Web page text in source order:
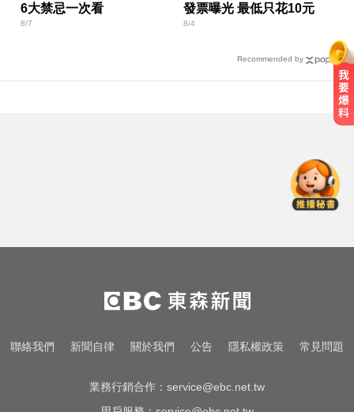
6大禁忌一次看
8/7
發票曝光 最低只花10元
8/4
Recommended by
回歸V8手排
緯創股利2度延發史上首例 金管會
說重話：考慮收回股務自辦
國中暑輔悲劇！小六升國一男學生
聯絡我們 新聞自律 關於我們 公告 隱私權政策 常見問題
業務行銷合作： service@ebc.net.tw